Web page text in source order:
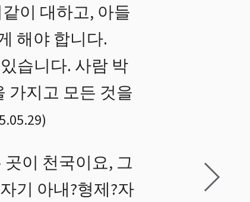
이 대하고, 아들
해야 합니다.
습니다. 사람 박
가지고 모든 것을
)
이 천국이요, 그
기 아내?형제?자